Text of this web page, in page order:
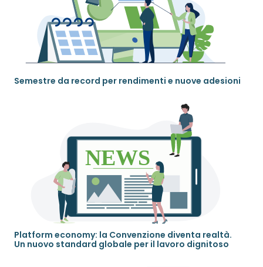
Semestre da record per rendimenti e nuove adesioni
Platform economy: la Convenzione diventa realtà.
Un nuovo standard globale per il lavoro dignitoso